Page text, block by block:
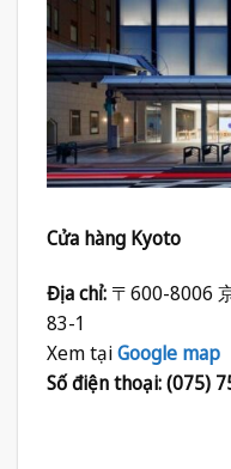
Cửa hàng Kyoto
Địa chỉ: 〒600-8006
83-1
Xem tạiGoogle map
Số điện thoại: (075)